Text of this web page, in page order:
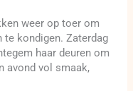
weer op toer om
te kondigen. Zaterdag
haar deuren om
avond vol smaak,